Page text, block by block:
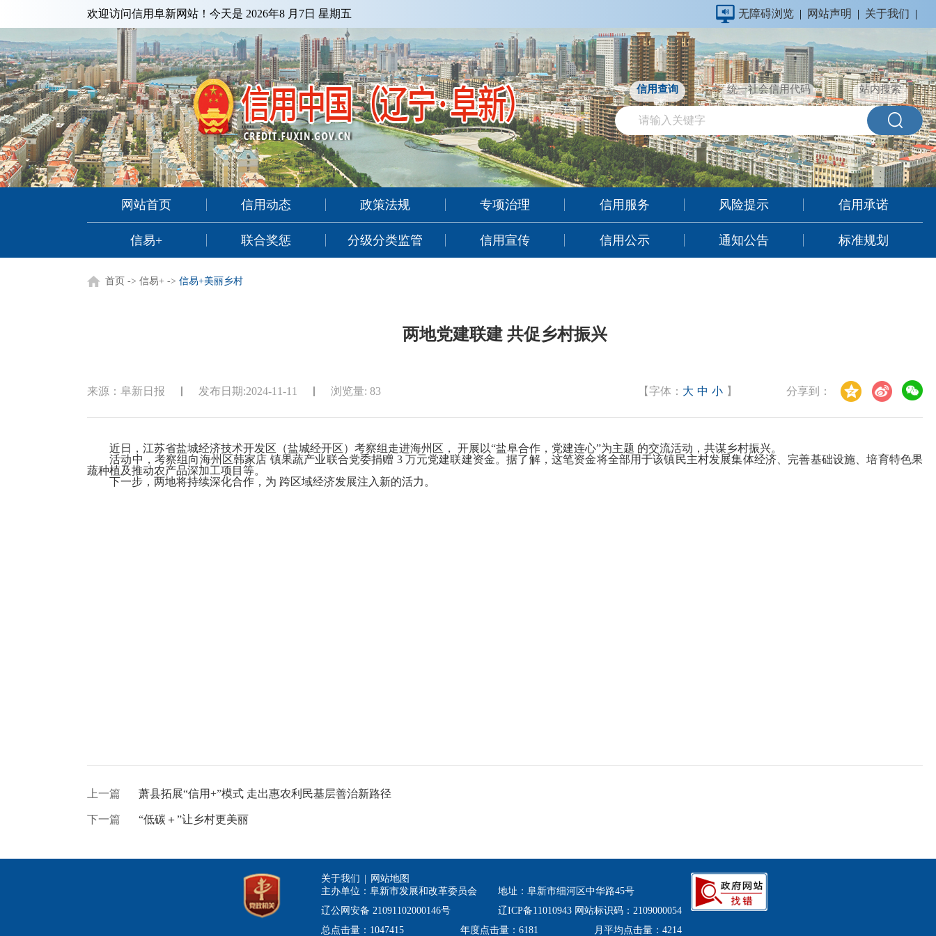
欢迎访问信用阜新网站！今天是 2026年8 月7日 星期五 无障碍浏览 | 网站声明 | 关于我们 |
信用查询 统一社会信用代码 站内搜索
网站首页 信用动态 政策法规 专项治理 信用服务 风险提示 信用承诺
信易+ 联合奖惩 分级分类监管 信用宣传 信用公示 通知公告 标准规划
首页 -> 信易+ -> 信易+美丽乡村
两地党建联建 共促乡村振兴
来源：阜新日报 发布日期:2024-11-11 浏览量: 83 【字体： 大 中 小 】 分享到：
近日，江苏省盐城经济技术开发区（盐城经开区）考察组走进海州区， 开展以“盐阜合作，党建连心”为主题 的交流活动，共谋乡村振兴。
活动中，考察组向海州区韩家店 镇果蔬产业联合党委捐赠 3 万元党建联建资金。据了解，这笔资金将全部用于该镇民主村发展集体经济、完善基础设施、培育特色果
蔬种植及推动农产品深加工项目等。
下一步，两地将持续深化合作，为 跨区域经济发展注入新的活力。
上一篇 萧县拓展“信用+”模式 走出惠农利民基层善治新路径
下一篇 “低碳＋”让乡村更美丽
关于我们
网站地图
主办单位：阜新市发展和改革委员会
辽公网安备 21091102000146号
地址：阜新市细河区中华路45号
辽ICP备11010943 网站标识码：2109000054